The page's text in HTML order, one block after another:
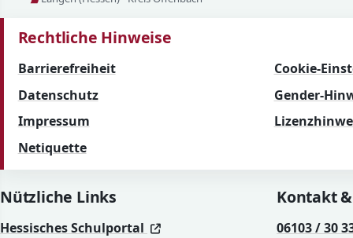
Rechtliche Hinweise
Barrierefreiheit
Cookie-
Datenschutz
Gender-
Impressum
Netiquette
Nützliche Links
Hessisches Schulportal (öffnet in neuem Fenster)
(öffnet in neuem Fenster)
Kontakt
06103 / 30